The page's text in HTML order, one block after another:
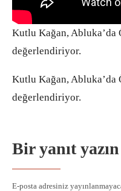
Kutlu Kağan, Abluka’da
değerlendiriyor.
Kutlu Kağan, Abluka’da
değerlendiriyor.
Bir yanıt yazın
E-posta adresiniz